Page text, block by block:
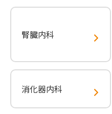
腎臓内科
消化器内科